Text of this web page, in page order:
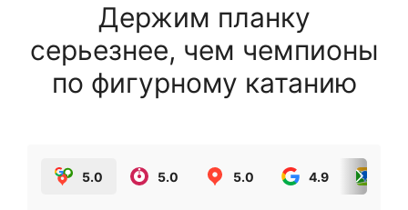
Держим планку
серьезнее, чем чемпионы
по фигурному катанию
5.0 5.0 5.0 4.9